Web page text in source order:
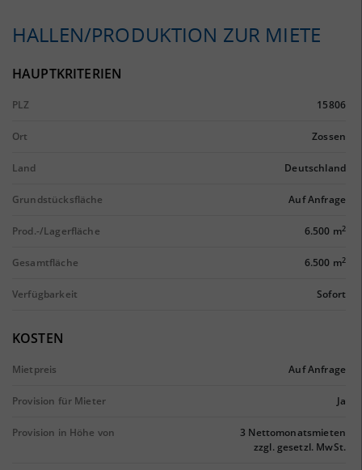
HALLEN/PRODUKTION ZUR MIETE
HAUPTKRITERIEN
PLZ 15806
Ort Zossen
Land Deutschland
Grundstücksfläche Auf Anfrage
Prod.-/Lagerfläche 6.500 m2
Gesamtfläche 6.500 m2
Verfügbarkeit Sofort
KOSTEN
Mietpreis Auf Anfrage
Provision für Mieter Ja
Provision in Höhe von
3 Nettomonatsmieten
zzgl. gesetzl. MwSt.